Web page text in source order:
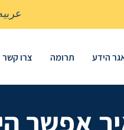
הידע תרומה צרו קשר